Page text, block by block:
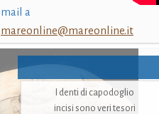
mail a
mareonline@mareonline.it
I denti di capodoglio
incisi sono veri tesori